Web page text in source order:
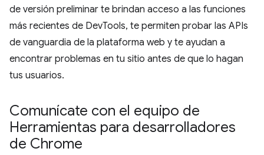
de versión preliminar te brindan acceso a las funciones
más recientes de DevTools, te permiten probar las APIs
de vanguardia de la plataforma web y te ayudan a
encontrar problemas en tu sitio antes de que lo hagan
tus usuarios.
Comunícate con el equipo de
Herramientas para desarrolladores
de Chrome